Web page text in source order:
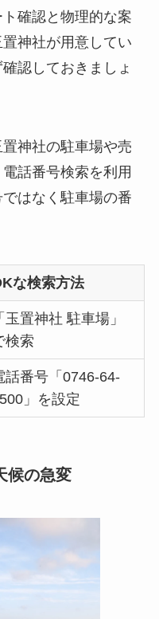
確認と物理的な案
神社が用意してい
認しておきましょ
神社の駐車場や売
話番号検索を利用
はなく駐車場の番
な検索方法
「玉置神社 駐車場」
検索
話番号「0746-64-
」を設定
候の急変